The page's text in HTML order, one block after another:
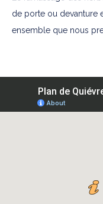
de porte ou devanture
ensemble que nous